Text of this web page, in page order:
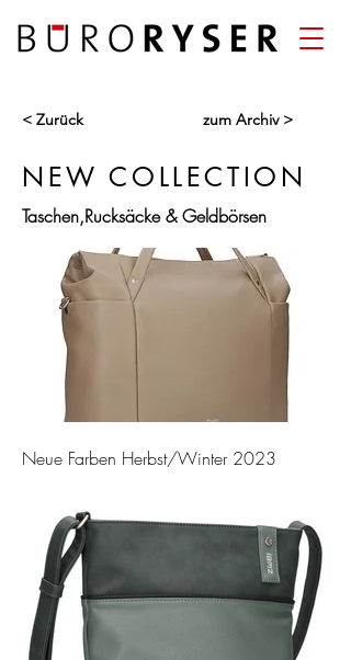
< Zurück zum Archiv >
NEW COLLECTION
Taschen,Rucksäcke & Geldbörsen
Neue Farben Herbst/Winter 2023